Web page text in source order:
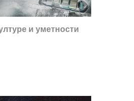
и уметности